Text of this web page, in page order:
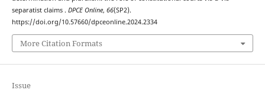
separatist claims . DPCE Online, 66(SP2).
https://doi.org/10.57660/dpceonline.2024.2334
More Citation Formats
Issue